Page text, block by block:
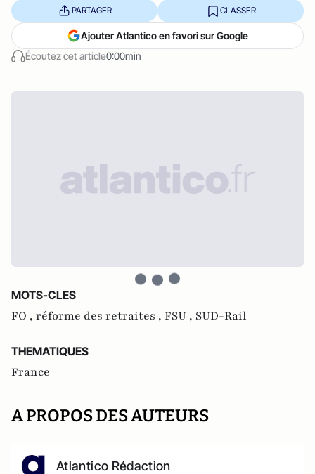
Écoutez cet article0:00min
PARTAGER CLASSER
Ajouter Atlantico en favori sur Google
MOTS-CLES
FO , réforme des retraites , FSU , SUD-Rail
THEMATIQUES
France
A PROPOS DES AUTEURS
Atlantico Rédaction